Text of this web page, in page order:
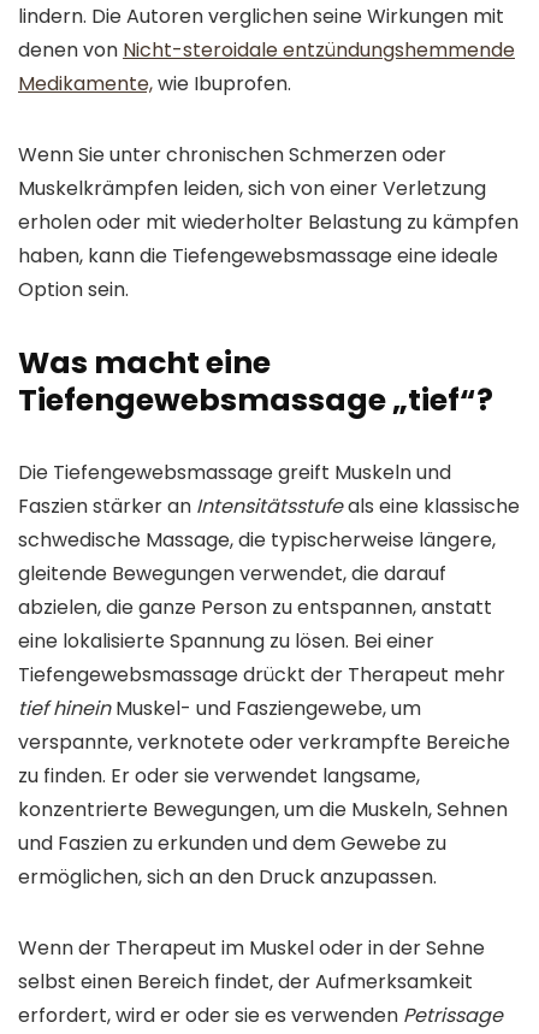
lindern. Die Autoren verglichen seine Wirkungen mit
denen von Nicht-steroidale entzündungshemmende
Medikamente,wie Ibuprofen.
Wenn Sie unter chronischen Schmerzen oder
Muskelkrämpfen leiden, sich von einer Verletzung
erholen oder mit wiederholter Belastung zu kämpfen
haben, kann die Tiefengewebsmassage eine ideale
Option sein.
Was macht eine
Tiefengewebsmassage „tief“?
Die Tiefengewebsmassage greift Muskeln und
Faszien stärker an Intensitätsstufeals eine klassische
schwedische Massage, die typischerweise längere,
gleitende Bewegungen verwendet, die darauf
abzielen, die ganze Person zu entspannen, anstatt
eine lokalisierte Spannung zu lösen. Bei einer
Tiefengewebsmassage drückt der Therapeut mehr
tief hineinMuskel- und Fasziengewebe, um
verspannte, verknotete oder verkrampfte Bereiche
zu finden. Er oder sie verwendet langsame,
konzentrierte Bewegungen, um die Muskeln, Sehnen
und Faszien zu erkunden und dem Gewebe zu
ermöglichen, sich an den Druck anzupassen.
Wenn der Therapeut im Muskel oder in der Sehne
selbst einen Bereich findet, der Aufmerksamkeit
erfordert, wird er oder sie es verwenden Petrissage